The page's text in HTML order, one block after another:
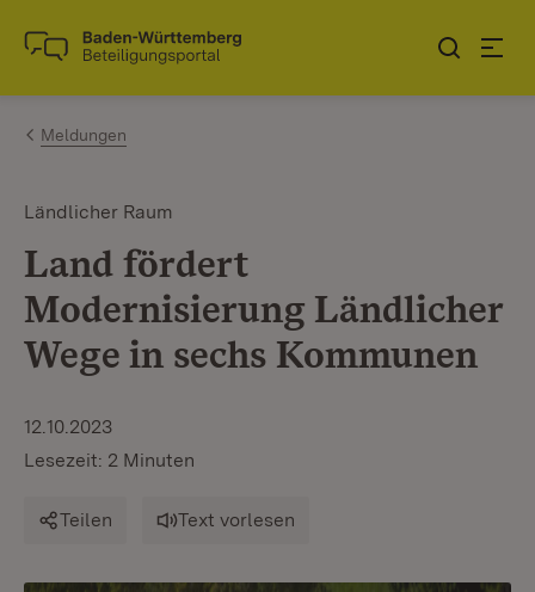
Zum Inhalt springen
Link zur Startseite
Meldungen
Ländlicher Raum
Land fördert
Modernisierung Ländlicher
Wege in sechs Kommunen
12.10.2023
Lesezeit: 2 Minuten
Teilen Text vorlesen